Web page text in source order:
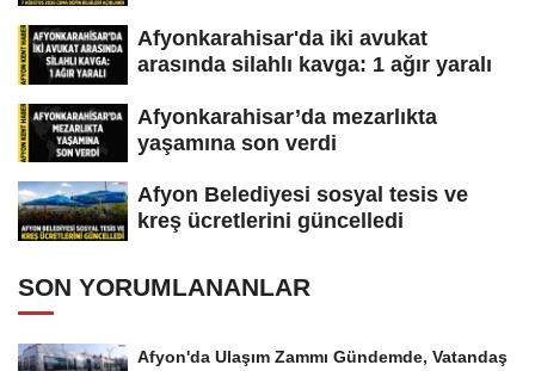
Afyonkarahisar'da iki avukat
arasında silahlı kavga: 1 ağır yaralı
Afyonkarahisar’da mezarlıkta
yaşamına son verdi
Afyon Belediyesi sosyal tesis ve
kreş ücretlerini güncelledi
SON YORUMLANANLAR
Afyon'da Ulaşım Zammı Gündemde, Vatandaş